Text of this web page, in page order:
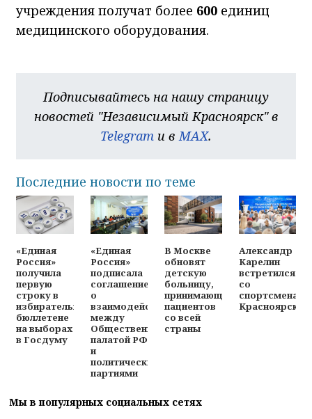
учреждения получат более 600 единиц
медицинского оборудования.
Подписывайтесь на нашу страницу
новостей "Независимый Красноярск" в
Telegram и в MAX.
Последние новости по теме
«Единая
Россия»
получила
первую
строку в
избирательном
бюллетене
на выборах
в Госдуму
«Единая
Россия»
подписала
соглашение
о
взаимодействии
между
Общественной
палатой РФ
и
политическими
партиями
В Москве
обновят
детскую
больницу,
принимающую
пациентов
со всей
страны
Александр
Карелин
встретился
со
спортсменами
Красноярска
Мы в популярных социальных сетях